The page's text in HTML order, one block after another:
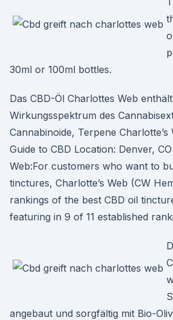
30ml or 100ml bottles.
Das CBD-Öl Charlottes Web
Wirkungsspektrum des
Cannabinoide, Terpene Charlotte’s
Guide to CBD Location: Denver,
Web:For customers who want to
tinctures, Charlotte’s Web (CW
rankings of the best CBD oil
featuring in 9 of 11 established
angebaut und sorgfältig mit Bio-